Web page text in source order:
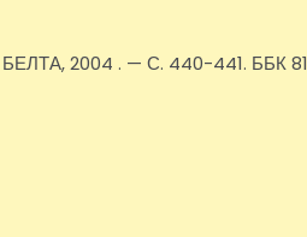
БЕЛТА, 2004 . — С. 440-441. ББК 81